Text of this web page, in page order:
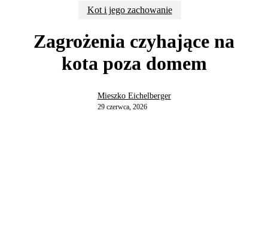
Kot i jego zachowanie
Zagrożenia czyhające na
kota poza domem
Mieszko Eichelberger
29 czerwca, 2026